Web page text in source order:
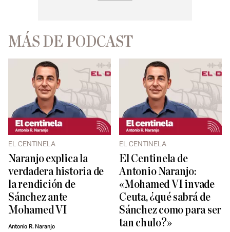
MÁS DE PODCAST
EL CENTINELA
Naranjo explica la
verdadera historia de
la rendición de
Sánchez ante
Mohamed VI
Antonio R. Naranjo
EL CENTINELA
El Centinela de
Antonio Naranjo:
«Mohamed VI invade
Ceuta, ¿qué sabrá de
Sánchez como para ser
tan chulo?»